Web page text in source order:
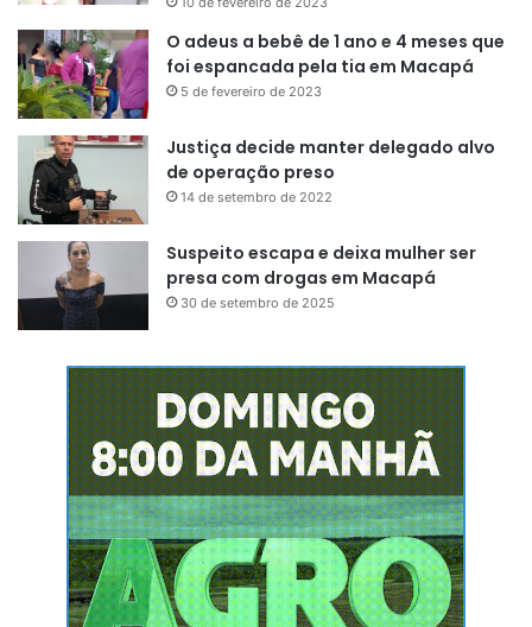
O adeus a bebê de 1 ano e 4 meses que
foi espancada pela tia em Macapá
5 de fevereiro de 2023
Justiça decide manter delegado alvo
de operação preso
14 de setembro de 2022
Suspeito escapa e deixa mulher ser
presa com drogas em Macapá
30 de setembro de 2025